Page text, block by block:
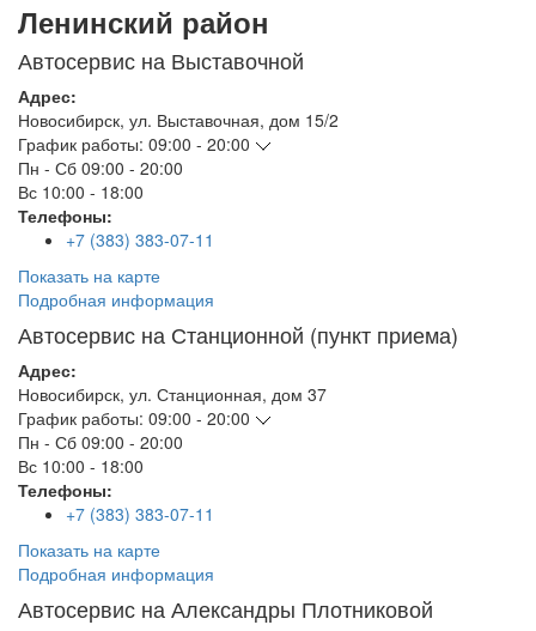
Ленинский район
Автосервис на Выставочной
Адрес:
Новосибирск, ул. Выставочная, дом 15/2
График работы: 09:00 - 20:00
Пн - Сб 09:00 - 20:00
Вс 10:00 - 18:00
Телефоны:
+7 (383) 383-07-11
Показать на карте
Подробная информация
Автосервис на Станционной (пункт приема)
Адрес:
Новосибирск, ул. Станционная, дом 37
График работы: 09:00 - 20:00
Пн - Сб 09:00 - 20:00
Вс 10:00 - 18:00
Телефоны:
+7 (383) 383-07-11
Показать на карте
Подробная информация
Автосервис на Александры Плотниковой